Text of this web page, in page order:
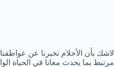
لاشك بأن الأحلام تخبرنا عن
مرتبط بما يحدث معانا في الحياة